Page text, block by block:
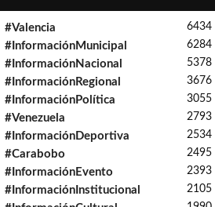
#Valencia 6434
#InformaciónMunicipal 6284
#InformaciónNacional 5378
#InformaciónRegional 3676
#InformaciónPolítica 3055
#Venezuela 2793
#InformaciónDeportiva 2534
#Carabobo 2495
#InformaciónEvento 2393
#InformaciónInstitucional 2105